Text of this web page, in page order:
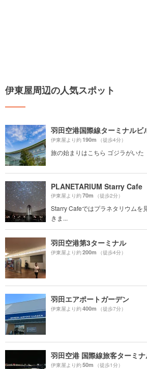
伊東屋周辺の人気スポット
羽田空港国際線ターミナルビ
伊東屋より約190m （徒歩4分）
旅の始まりはこちら ゴジラがいた
PLANETARIUM Starry Cafe
伊東屋より約70m （徒歩2分）
Starry Cafeではプラネタリウムを
きま...
羽田空港第3ターミナル
伊東屋より約200m （徒歩4分）
羽田エアポートガーデン
伊東屋より約400m （徒歩7分）
羽田空港 国際線旅客ターミ
伊東屋より約50m （徒歩1分）